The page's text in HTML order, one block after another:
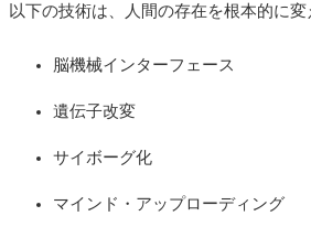
以下の技術は、人間の存在を根本的に変
脳機械インターフェース
遺伝子改変
サイボーグ化
マインド・アップローディング